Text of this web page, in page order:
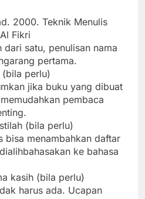
2000. Teknik Menulis
Fikri
satu, penulisan nama
pertama.
perlu)
jika buku yang dibuat
pembaca
(bila perlu)
bisa menambahkan daftar
ke bahasa
kasih (bila perlu)
harus ada. Ucapan